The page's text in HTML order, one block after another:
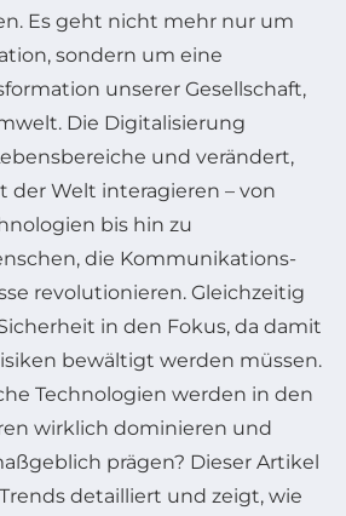
Es geht nicht mehr nur um
sondern um eine
unserer Gesellschaft,
Die Digitalisierung
und verändert,
der Welt interagieren – von
bis hin zu
die Kommunikations-
revolutionieren. Gleichzeitig
in den Fokus, da damit
bewältigt werden müssen.
Technologien werden in den
wirklich dominieren und
prägen? Dieser Artikel
detailliert und zeigt, wie